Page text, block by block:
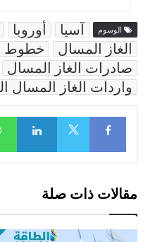
الوسوم آسيا أوروبا
الغاز المسال
خطوط
صادرات الغاز المسال
واردات الغاز المسال
Facebook
مقالات ذات صلة